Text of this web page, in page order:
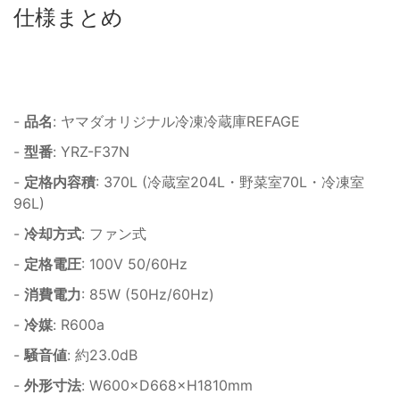
仕様まとめ
- 品名: ヤマダオリジナル冷凍冷蔵庫REFAGE
- 型番: YRZ-F37N
- 定格内容積: 370L (冷蔵室204L・野菜室70L・冷凍室
96L)
- 冷却方式: ファン式
- 定格電圧: 100V 50/60Hz
- 消費電力: 85W (50Hz/60Hz)
- 冷媒: R600a
- 騒音値: 約23.0dB
- 外形寸法: W600×D668×H1810mm